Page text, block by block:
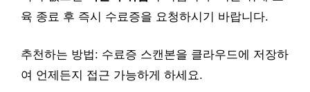
육 종료 후 즉시 수료증을 요청하시기 바랍니다.
추천하는 방법: 수료증 스캔본을 클라우드에 저장하
여 언제든지 접근 가능하게 하세요.